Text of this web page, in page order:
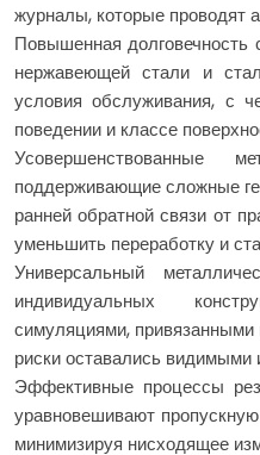
журналы, которые проводят
Повышенная долговечность
нержавеющей стали и
условия обслуживания, с
поведении и классе
Усовершенствованные
поддерживающие сложные
ранней обратной связи от
уменьшить переработку и
Универсальный
индивидуальных
симуляциями,
риски оставались
Эффективные процессы
уравновешивают
минимизируя нисходящее